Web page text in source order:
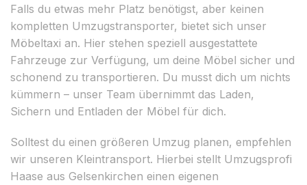
Falls du etwas mehr Platz benötigst, aber keinen
kompletten Umzugstransporter, bietet sich unser
Möbeltaxi an. Hier stehen speziell ausgestattete
Fahrzeuge zur Verfügung, um deine Möbel sicher und
schonend zu transportieren. Du musst dich um nichts
kümmern – unser Team übernimmt das Laden,
Sichern und Entladen der Möbel für dich.
Solltest du einen größeren Umzug planen, empfehlen
wir unseren Kleintransport. Hierbei stellt Umzugsprofi
Haase aus Gelsenkirchen einen eigenen